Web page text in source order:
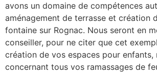
avons un domaine de compétences
aménagement de terrasse et création
fontaine sur Rognac. Nous seront en
conseiller, pour ne citer que cet
création de vos espaces pour enfants,
concernant tous vos ramassages de